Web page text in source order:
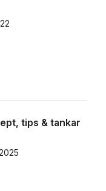
antal röster:
tips & tankar
antal röster: